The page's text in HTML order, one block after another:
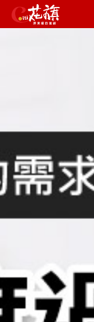
屏東機車借款解決您所有